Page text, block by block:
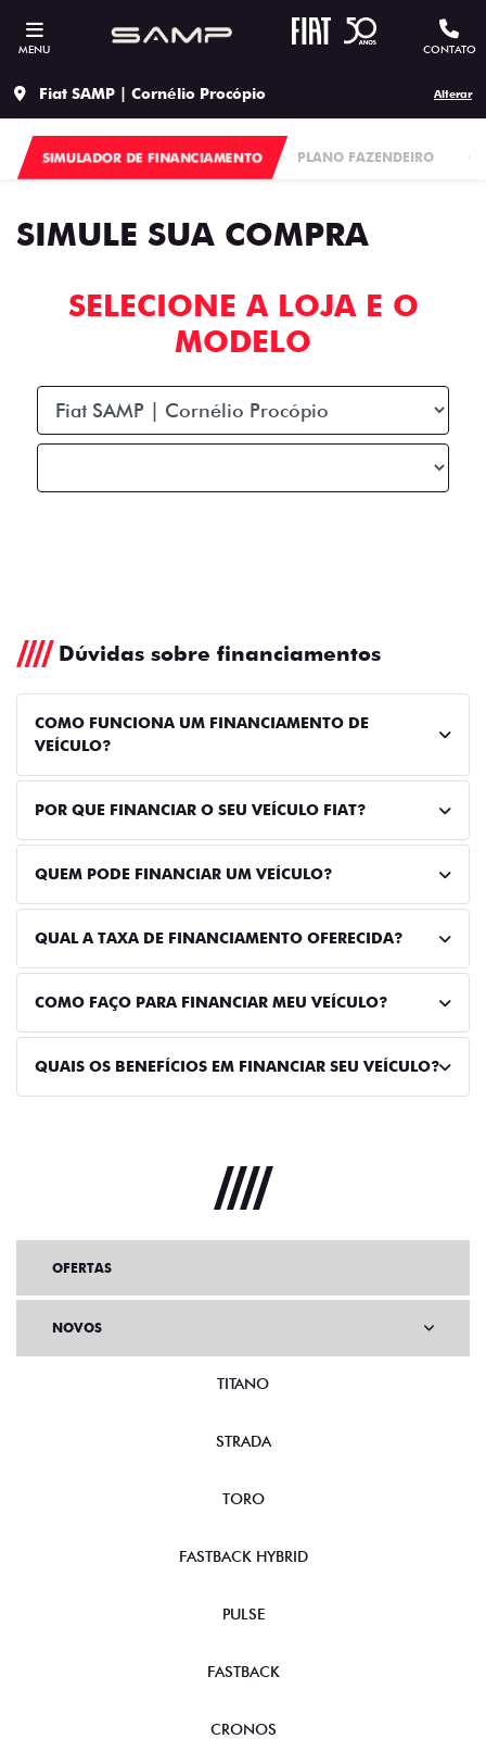
MENU CONTATO
Fiat SAMP | Cornélio Procópio Alterar
SIMULADOR DE FINANCIAMENTO PLANO FAZENDEIRO
SIMULE SUA COMPRA
SELECIONE A LOJA E O
MODELO
Dúvidas sobre financiamentos
COMO FUNCIONA UM FINANCIAMENTO DE
VEÍCULO?
POR QUE FINANCIAR O SEU VEÍCULO FIAT?
QUEM PODE FINANCIAR UM VEÍCULO?
QUAL A TAXA DE FINANCIAMENTO OFERECIDA?
COMO FAÇO PARA FINANCIAR MEU VEÍCULO?
QUAIS OS BENEFÍCIOS EM FINANCIAR SEU VEÍCULO?
OFERTAS
NOVOS
TITANO
STRADA
TORO
FASTBACK HYBRID
PULSE
FASTBACK
CRONOS